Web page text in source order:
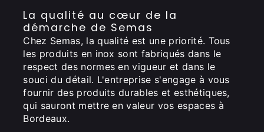
La qualité au cœur de la
démarche de Semas
Chez Semas, la qualité est une priorité. Tous
les produits en inox sont fabriqués dans le
respect des normes en vigueur et dans le
souci du détail. L'entreprise s'engage à vous
fournir des produits durables et esthétiques,
qui sauront mettre en valeur vos espaces à
Bordeaux.